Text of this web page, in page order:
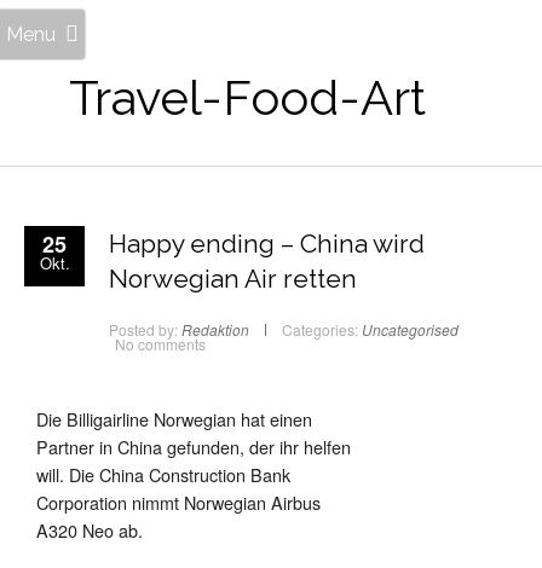
Travel-Food-Art
Menu
25
Okt.
Happy ending – China wird
Norwegian Air retten
Posted by: Redaktion Categories: Uncategorised
No comments
Die Billigairline Norwegian hat einen
Partner in China gefunden, der ihr helfen
will. Die China Construction Bank
Corporation nimmt Norwegian Airbus
A320 Neo ab.